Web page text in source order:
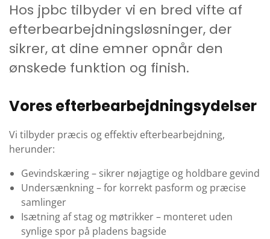
Hos jpbc tilbyder vi en bred vifte af
efterbearbejdningsløsninger, der
sikrer, at dine emner opnår den
ønskede funktion og finish.
Vores efterbearbejdningsydelser
Vi tilbyder præcis og effektiv efterbearbejdning,
herunder:
Gevindskæring – sikrer nøjagtige og holdbare gevind
Undersænkning – for korrekt pasform og præcise
samlinger
Isætning af stag og møtrikker – monteret uden
synlige spor på pladens bagside